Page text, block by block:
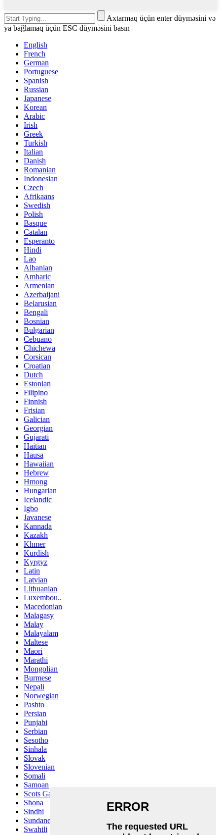
Axtarmaq üçün enter düyməsini və
ya bağlamaq üçün ESC düyməsini basın
English
French
German
Portuguese
Spanish
Russian
Japanese
Korean
Arabic
Irish
Greek
Turkish
Italian
Danish
Romanian
Indonesian
Czech
Afrikaans
Swedish
Polish
Basque
Catalan
Esperanto
Hindi
Lao
Albanian
Amharic
Armenian
Azerbaijani
Belarusian
Bengali
Bosnian
Bulgarian
Cebuano
Chichewa
Corsican
Croatian
Dutch
Estonian
Filipino
Finnish
Frisian
Galician
Georgian
Gujarati
Haitian
Hausa
Hawaiian
Hebrew
Hmong
Hungarian
Icelandic
Igbo
Javanese
Kannada
Kazakh
Khmer
Kurdish
Kyrgyz
Latin
Latvian
Lithuanian
Luxembou..
Macedonian
Malagasy
Malay
Malayalam
Maltese
Maori
Marathi
Mongolian
Burmese
Nepali
Norwegian
Pashto
Persian
Punjabi
Serbian
Sesotho
Sinhala
Slovak
Slovenian
Somali
Samoan
Scots Gaelic
Shona
Sindhi
Sundanese
Swahili